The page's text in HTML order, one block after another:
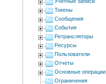
Токены
Сообщения
События
Ретрансляторы
Ресурсы
Пользователи
Отчеты
Основные операции
Ограничения